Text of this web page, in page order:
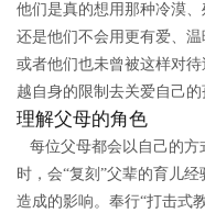
他们是真的想用那种冷漠
还是他们不会用更有爱、
或者他们也未曾被这样对
越自身的限制去关爱自己的
理解父母的角色
每位父母都会以自己的方
时，会“复刻”父辈的育儿
造成的影响。奉行“打击式